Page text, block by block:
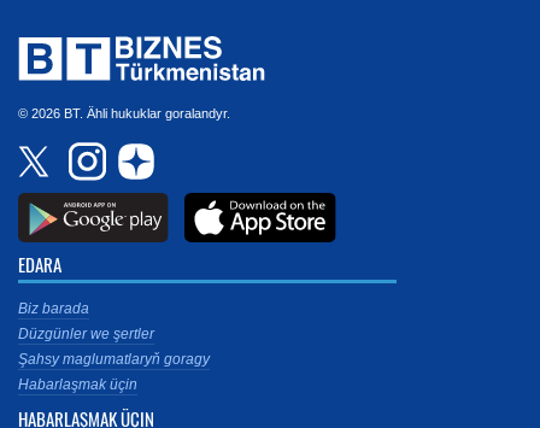
© 2026 BT. Ähli hukuklar goralandyr.
EDARA
Biz barada
Düzgünler we şertler
Şahsy maglumatlaryň goragy
Habarlaşmak üçin
HABARLAŞMAK ÜÇIN